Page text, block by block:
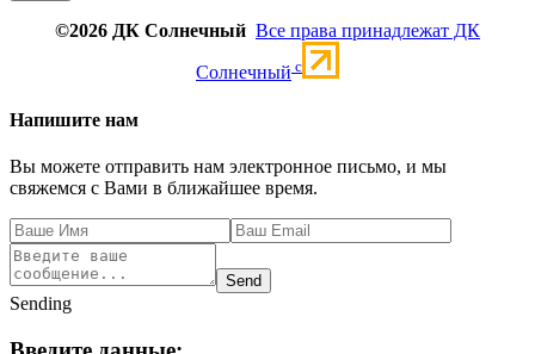
©2026 ДК Солнечный Все права принадлежат ДК
Солнечный c
Напишите нам
Вы можете отправить нам электронное письмо, и мы
свяжемся с Вами в ближайшее время.
Send
Sending